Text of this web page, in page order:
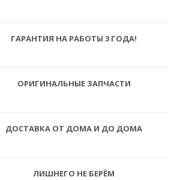
ГАРАНТИЯ НА РАБОТЫ 3 ГОДА!
ОРИГИНАЛЬНЫЕ ЗАПЧАСТИ
ДОСТАВКА ОТ ДОМА И ДО ДОМА
ЛИШНЕГО НЕ БЕРЁМ